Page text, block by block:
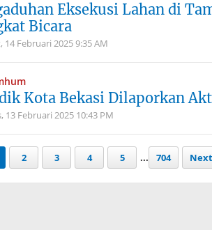
Eksekusi Lahan di
Bicara
14 Februari 20259:35 AM
Kota Bekasi Dilaporkan
13 Februari 2025 10:43 PM
2 3 4 5 ... 704 Next